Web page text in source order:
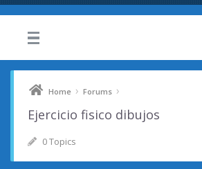
Home › Forums ›
Ejercicio fisico dibujos
0 Topics